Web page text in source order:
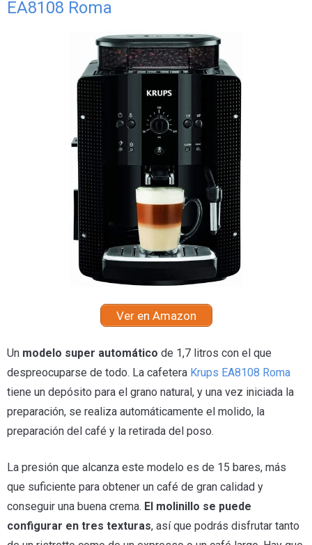
EA8108 Roma
Ver en Amazon
Un modelo super automático de 1,7 litros con el que
despreocuparse de todo. La cafetera Krups EA8108 Roma
tiene un depósito para el grano natural, y una vez iniciada la
preparación, se realiza automáticamente el molido, la
preparación del café y la retirada del poso.
La presión que alcanza este modelo es de 15 bares, más
que suficiente para obtener un café de gran calidad y
conseguir una buena crema. El molinillo se puede
configurar en tres texturas, así que podrás disfrutar tanto